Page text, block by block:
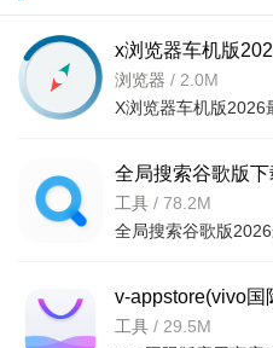
x浏览器车机版
版
浏览器 / 2.0M
全局搜索谷歌版
v16.9.70最新版
工具 / 78.2M
v-appstore(vivo国
v7.26.2.2免费版
工具 / 29.5M